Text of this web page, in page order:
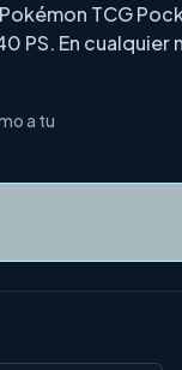
TCG
PS. En cualquier
a tu